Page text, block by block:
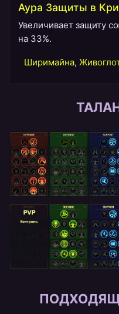
Аура Защиты в
Увеличивает защиту
на 33%.
Ширимайна,